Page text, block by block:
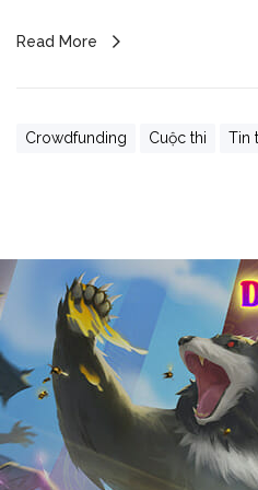
Read More
Crowdfunding Cuộc thi Tin